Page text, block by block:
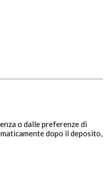
o dalle preferenze di
dopo il deposito,